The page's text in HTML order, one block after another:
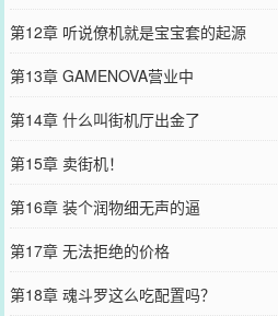
第12章 听说僚机就是宝宝套的起源
第13章 GAMENOVA营业中
第14章 什么叫街机厅出金了
第15章 卖街机！
第16章 装个润物细无声的逼
第17章 无法拒绝的价格
第18章 魂斗罗这么吃配置吗？